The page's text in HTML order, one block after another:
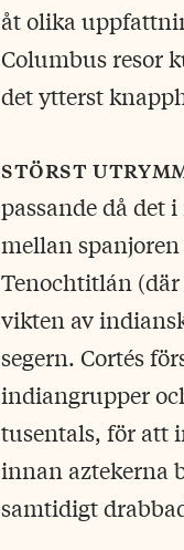
åt olika
Columbus resor
det ytterst
störst
passande då det
mellan
Tenochtitlán (där
vikten av
segern. Cortés
indiangrupper
tusentals, för att
innan aztekerna
samtidigt